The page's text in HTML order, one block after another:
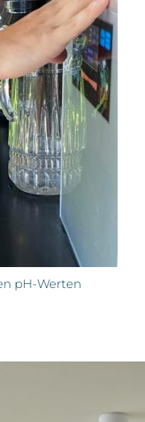
pH-Werten